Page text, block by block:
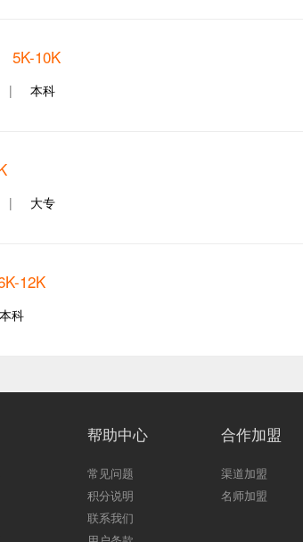
5K-10K
| 本科
| 大专
12K
本科
帮助中心
常见问题
积分说明
联系我们
合作加盟
渠道加盟
名师加盟